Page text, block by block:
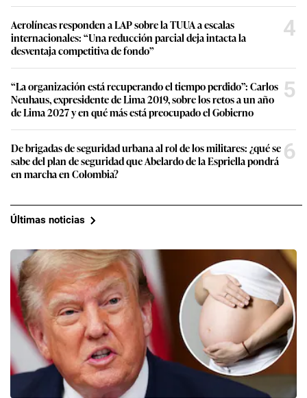
Aerolíneas responden a LAP sobre la TUUA a escalas
internacionales: “Una reducción parcial deja intacta la
desventaja competitiva de fondo”
4
“La organización está recuperando el tiempo perdido”: Carlos
Neuhaus, expresidente de Lima 2019, sobre los retos a un año
de Lima 2027 y en qué más está preocupado el Gobierno
5
De brigadas de seguridad urbana al rol de los militares: ¿qué se
sabe del plan de seguridad que Abelardo de la Espriella pondrá
en marcha en Colombia?
6
Últimas noticias